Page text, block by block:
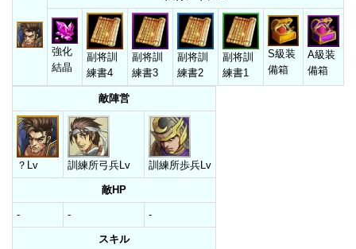
強化
結晶
副将訓
練書4
副将訓
練書3
副将訓
練書2
副将訓
練書1
S級装
備箱
A級装
備箱
敵陣営
？Lv 訓練所弓兵Lv 訓練所歩兵Lv
敵HP
- - -
スキル